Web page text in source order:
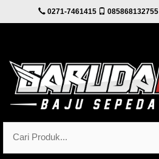
0271-7461415 085868132755